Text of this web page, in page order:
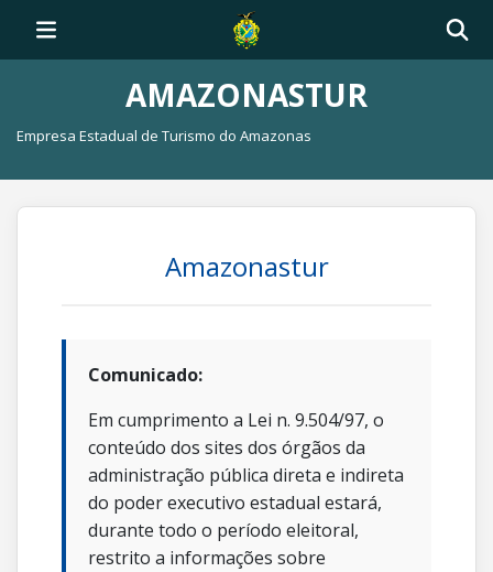
AMAZONASTUR
Empresa Estadual de Turismo do Amazonas
Amazonastur
Comunicado:
Em cumprimento a Lei n. 9.504/97, o
conteúdo dos sites dos órgãos da
administração pública direta e indireta
do poder executivo estadual estará,
durante todo o período eleitoral,
restrito a informações sobre